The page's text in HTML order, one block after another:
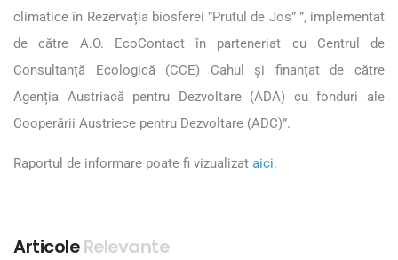
climatice în Rezervația biosferei ”Prutul de Jos” ”, implementat
de către A.O. EcoContactîn parteneriat cu Centrul de
Consultanță Ecologică (CCE) Cahul și finanțat de către
Agenția Austriacă pentru Dezvoltare (ADA) cu fonduri ale
Cooperării Austriece pentru Dezvoltare (ADC)”.
Raportul de informare poate fi vizualizat aici.
ArticoleRelevante